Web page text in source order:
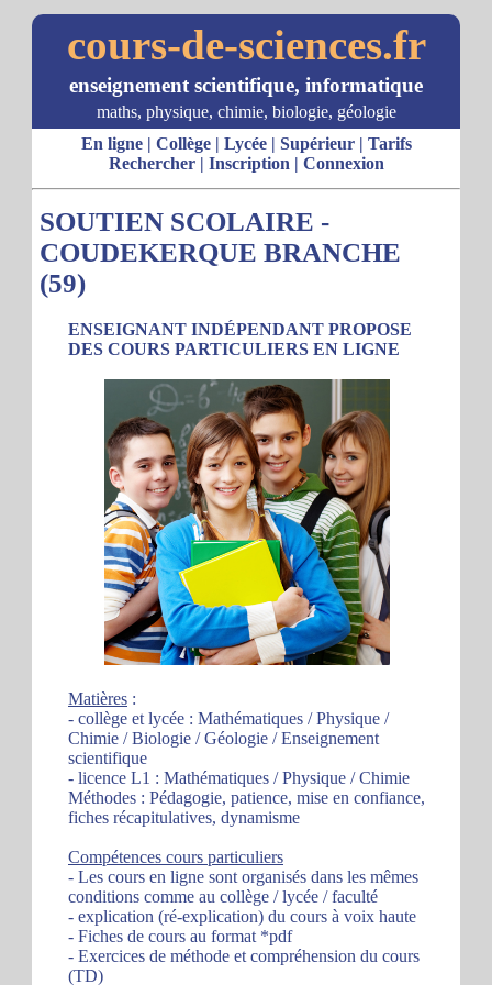
cours-de-sciences.fr
enseignement scientifique, informatique
maths, physique, chimie, biologie, géologie
En ligne| Collège| Lycée| Supérieur| Tarifs
Rechercher| Inscription | Connexion
SOUTIEN SCOLAIRE -
COUDEKERQUE BRANCHE
(59)
ENSEIGNANT INDÉPENDANT PROPOSE
DES COURS PARTICULIERS EN LIGNE
Matières :
- collège et lycée : Mathématiques / Physique /
Chimie / Biologie / Géologie / Enseignement
scientifique
- licence L1 : Mathématiques / Physique / Chimie
Méthodes : Pédagogie, patience, mise en confiance,
fiches récapitulatives, dynamisme
Compétences cours particuliers
- Les cours en ligne sont organisés dans les mêmes
conditions comme au collège / lycée / faculté
- explication (ré-explication) du cours à voix haute
- Fiches de cours au format *pdf
- Exercices de méthode et compréhension du cours
(TD)